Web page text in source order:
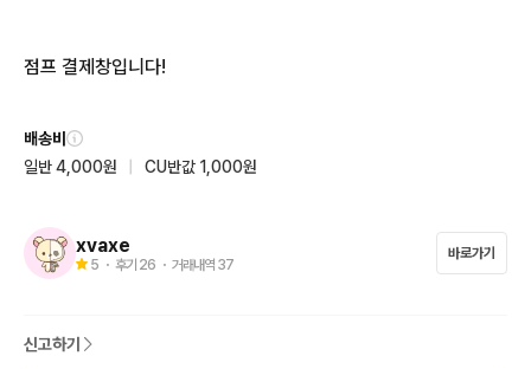
점프 결제창입니다!
배송비
일반 4,000원
CU반값 1,000원
xvaxe
5 ・ 후기 26 ・ 거래내역 37
바로가기
신고하기